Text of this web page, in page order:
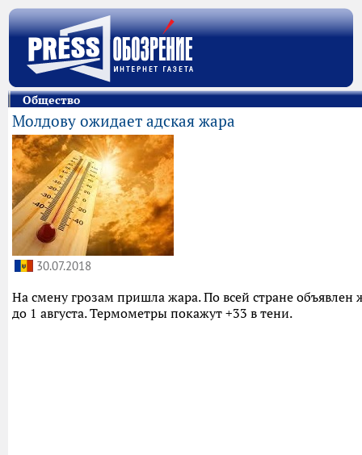
Общество
Молдову ожидает адская жара
30.07.2018
На смену грозам пришла жара. По всей стране объявлен
до 1 августа. Термометры покажут +33 в тени.